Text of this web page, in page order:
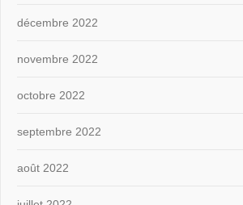
décembre 2022
novembre 2022
octobre 2022
septembre 2022
août 2022